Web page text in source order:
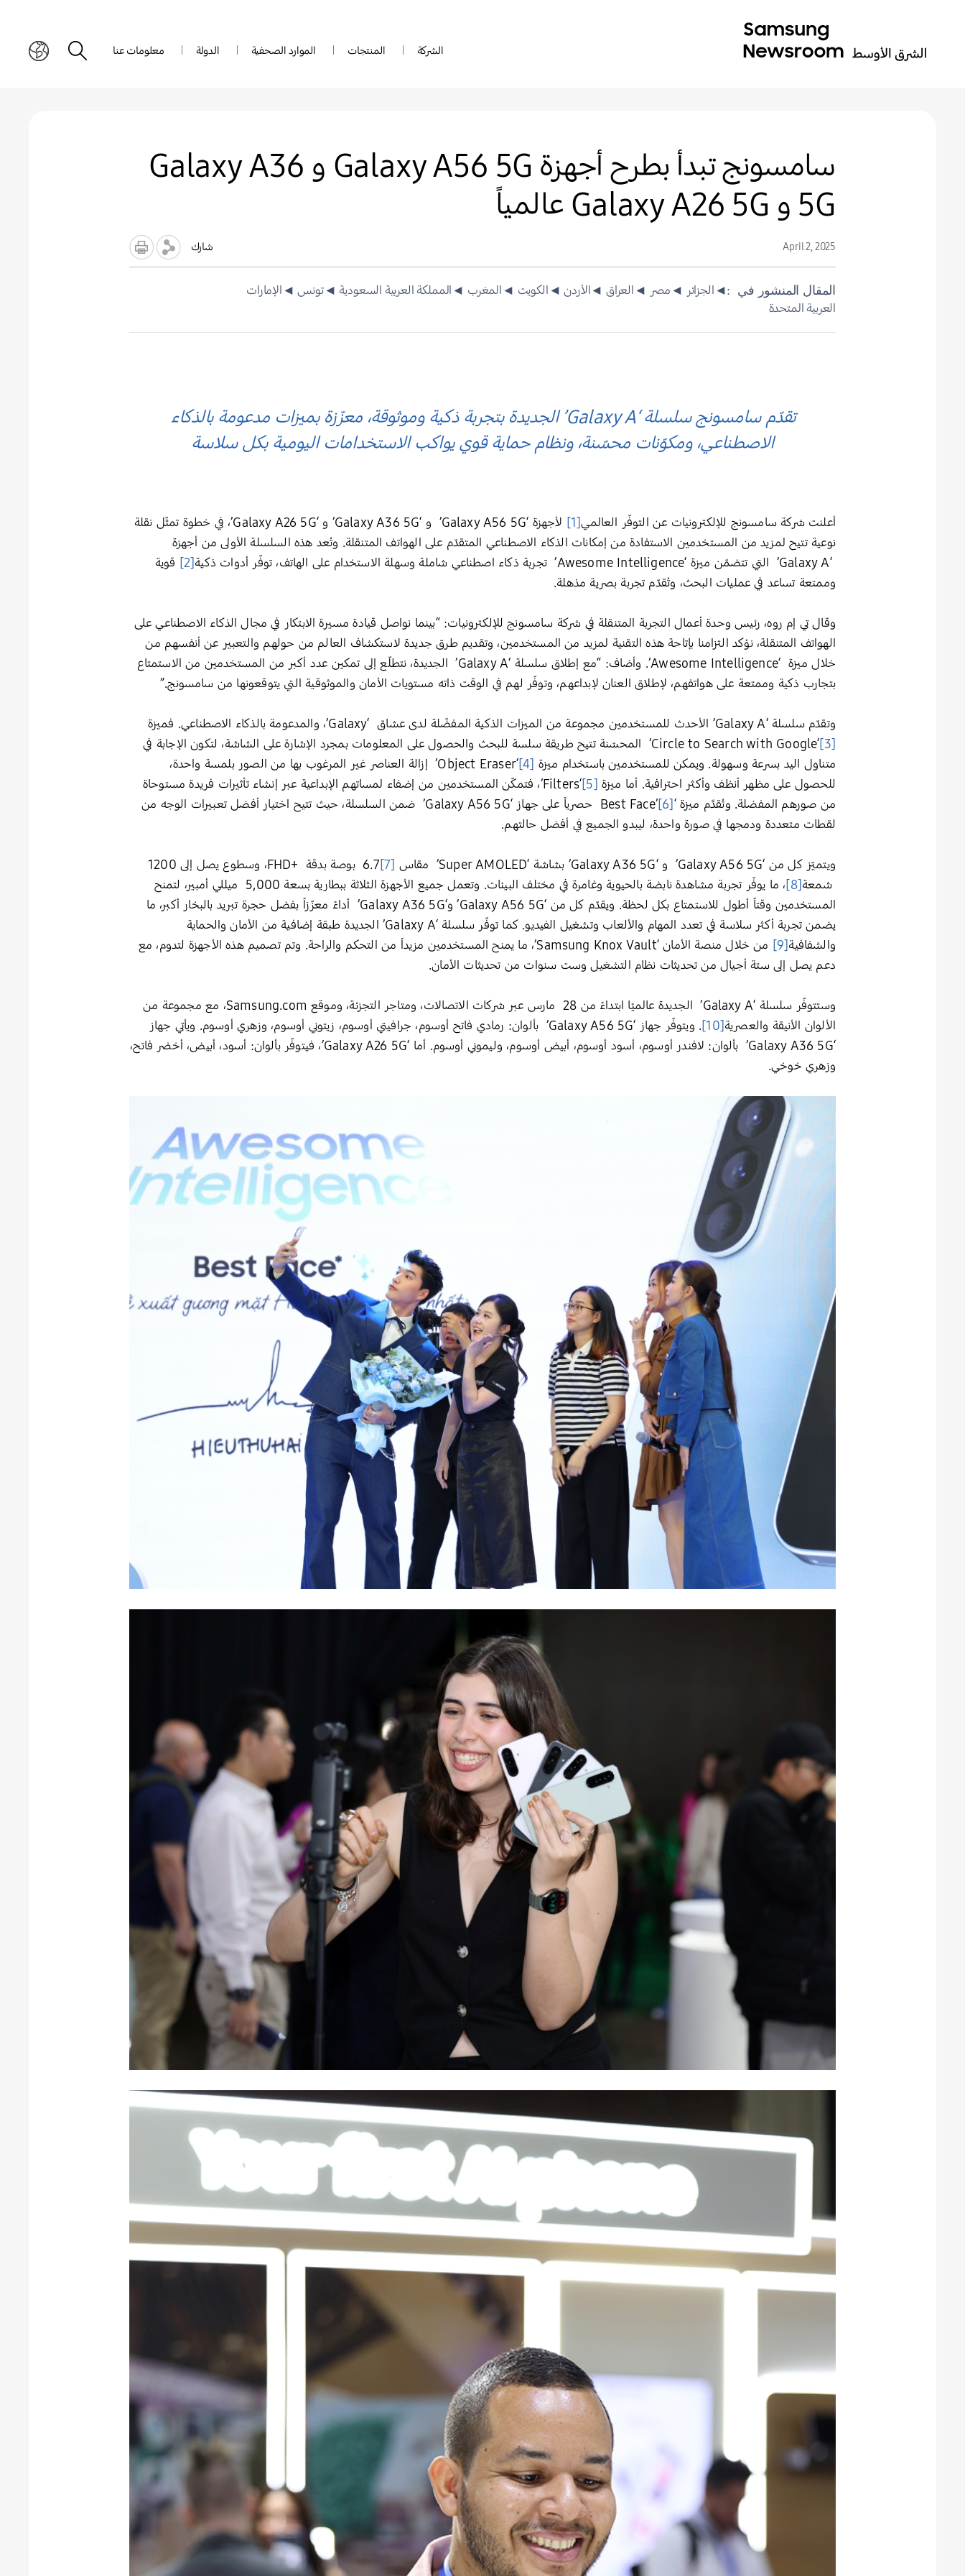
الشركة المنتجات الموارد الصحفية الدولة معلومات عنا
سامسونج تبدأ بطرح أجهزة Galaxy A56 5G و Galaxy A36
5G و Galaxy A26 5G عالمياً
April 2, 2025 شارك
المقال المنشور في ◄الجزائر ◄مصر ◄العراق ◄الأردن ◄الكويت ◄المغرب ◄المملكة العربية السعودية ◄تونس ◄الإمارات
العربية المتحدة
تقدّم سامسونج سلسلة ‘Galaxy A’ الجديدة بتجربة ذكية وموثوقة، معزّزة بميزات مدعومة بالذكاء
الاصطناعي، ومكوّنات محسّنة، ونظام حماية قوي يواكب الاستخدامات اليومية بكل سلاسة
أعلنت شركة سامسونج للإلكترونيات عن التوفّر العالمي[1]
لأجهزة ‘Galaxy A56 5G’ و ‘Galaxy A36 5G’ و ‘Galaxy A26 5G’، في خطوة تمثّل نقلة
نوعية تتيح لمزيد من المستخدمين الاستفادة من إمكانات الذكاء الاصطناعي المتقدّم على الهواتف المتنقلة. وتُعد هذه السلسلة الأولى من أجهزة
‘Galaxy A’ التي تتضمّن ميزة ‘Awesome Intelligence’ تجربة ذكاء اصطناعي شاملة وسهلة الاستخدام على الهاتف، توفّر أدوات ذكية
[2]
قوية
وممتعة تساعد في عمليات البحث، وتُقدّم تجربة بصرية مذهلة.
وقال تي إم روه، رئيس وحدة أعمال التجربة المتنقلة في شركة سامسونج للإلكترونيات: “بينما نواصل قيادة مسيرة الابتكار في مجال الذكاء الاصطناعي على
الهواتف المتنقلة، نؤكد التزامنا بإتاحة هذه التقنية لمزيد من المستخدمين، وتقديم طرق جديدة لاستكشاف العالم من حولهم والتعبير عن أنفسهم من
خلال ميزة ‘Awesome Intelligence’. وأضاف: “مع إطلاق سلسلة ‘Galaxy A’ الجديدة، نتطلّع إلى تمكين عدد أكبر من المستخدمين من الاستمتاع
بتجارب ذكية وممتعة على هواتفهم، لإطلاق العنان لإبداعهم، وتوفّر لهم في الوقت ذاته مستويات الأمان والموثوقية التي يتوقعونها من سامسونج.”
وتقدّم سلسلة ‘Galaxy A’ الأحدث للمستخدمين مجموعة من الميزات الذكية المفضّلة لدى عشاق ‘Galaxy’، والمدعومة بالذكاء الاصطناعي. فميزة
[3]
‘Circle to Search with Google’ المحسّنة تتيح طريقة سلسة للبحث والحصول على المعلومات بمجرد الإشارة على الشاشة، لتكون الإجابة في
متناول اليد بسرعة وسهولة. ويمكن للمستخدمين باستخدام ميزة [4]
‘Object Eraser’ إزالة العناصر غير المرغوب بها من الصور بلمسة واحدة،
للحصول على مظهر أنظف وأكثر احترافية. أما ميزة [5]
‘Filters’، فتمكّن المستخدمين من إضفاء لمساتهم الإبداعية عبر إنشاء تأثيرات فريدة مستوحاة
من صورهم المفضلة. وتُقدَّم ميزة ‘Best Face’[6]
حصرياً على جهاز ‘Galaxy A56 5G’ ضمن السلسلة، حيث تتيح اختيار أفضل تعبيرات الوجه من
لقطات متعددة ودمجها في صورة واحدة، ليبدو الجميع في أفضل حالتهم.
ويتميّز كل من ‘Galaxy A56 5G’ و ‘Galaxy A36 5G’ بشاشة ‘Super AMOLED’ مقاس [7]
6.7 بوصة بدقة +FHD، وسطوع يصل إلى 1200
شمعة[8]
، ما يوفّر تجربة مشاهدة نابضة بالحيوية وغامرة في مختلف البيئات. وتعمل جميع الأجهزة الثلاثة ببطارية بسعة 5,000 ميللي أمبير، لتمنح
المستخدمين وقتاً أطول للاستمتاع بكل لحظة. ويقدّم كل من ‘Galaxy A56 5G’ و‘Galaxy A36 5G’ أداءً معزّزاً بفضل حجرة تبريد بالبخار أكبر، ما
يضمن تجربة أكثر سلاسة في تعدد المهام والألعاب وتشغيل الفيديو. كما توفّر سلسلة ‘Galaxy A’ الجديدة طبقة إضافية من الأمان والحماية
والشفافية[9]
من خلال منصة الأمان ‘Samsung Knox Vault’، ما يمنح المستخدمين مزيداً من التحكم والراحة. وتم تصميم هذه الأجهزة لتدوم، مع
دعم يصل إلى ستة أجيال من تحديثات نظام التشغيل وست سنوات من تحديثات الأمان.
وستتوفّر سلسلة ‘Galaxy A’ الجديدة عالميًا ابتداءً من 28 مارس عبر شركات الاتصالات، ومتاجر التجزئة، وموقع Samsung.com، مع مجموعة من
الألوان الأنيقة والعصرية[10]
. ويتوفّر جهاز ‘Galaxy A56 5G’ بألوان: رمادي فاتح أوسوم، جرافيتي أوسوم، زيتوني أوسوم، وزهري أوسوم. ويأتي جهاز
‘Galaxy A36 5G’ بألوان: لافندر أوسوم، أسود أوسوم، أبيض أوسوم، وليموني أوسوم. أما ‘Galaxy A26 5G’، فيتوفّر بألوان: أسود، أبيض، أخضر فاتح،
وزهري خوخي.